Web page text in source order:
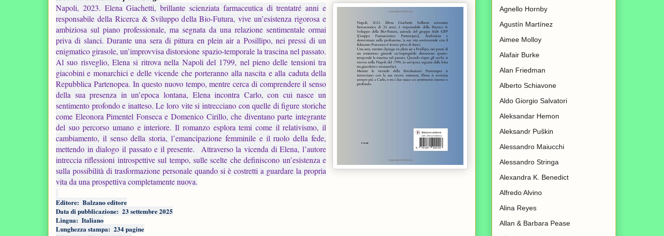
Napoli, 2023. Elena Giachetti, brillante scienziata farmaceutica di trentatré anni e
responsabile della Ricerca & Sviluppo della Bio-Futura, vive un’esistenza rigorosa e
ambiziosa sul piano professionale, ma segnata da una relazione sentimentale ormai
priva di slanci. Durante una sera di pittura en plein air a Posillipo, nei pressi di un
enigmatico girasole, un’improvvisa distorsione spazio-temporale la trascina nel passato.
Al suo risveglio, Elena si ritrova nella Napoli del 1799, nel pieno delle tensioni tra
giacobini e monarchici e delle vicende che porteranno alla nascita e alla caduta della
Repubblica Partenopea.In questo nuovo tempo, mentre cerca di comprendere il senso
della sua presenza in un’epoca lontana, Elena incontra Carlo, con cui nasce un
sentimento profondo e inatteso. Le loro vite si intrecciano con quelle di figure storiche
come Eleonora Pimentel Fonseca e Domenico Cirillo, che diventano parte integrante
del suo percorso umano e interiore. Il romanzo esplora temi come il relativismo, il
cambiamento, il senso della storia, l’emancipazione femminile e il ruolo della fede,
mettendo in dialogo il passato e il presente.
Attraverso la vicenda di Elena, l’autore
intreccia riflessioni introspettive sul tempo, sulle scelte che definiscono un’esistenza e
sulla possibilità di trasformazione personale quando si è costretti a guardare la propria
vita da una prospettiva completamente nuova.
Editore: ‎ Balzano editore
Data di pubblicazione: ‎ 23 settembre 2025
Lingua: ‎ Italiano
Lunghezza stampa: ‎ 234 pagine
Agnello Hornby
Agustín Martínez
Aimee Molloy
Alafair Burke
Alan Friedman
Alberto Schiavone
Aldo Giorgio Salvatori
Aleksandar Hemon
Aleksandr Puškin
Alessandro Maiucchi
Alessandro Stringa
Alexandra K. Benedict
Alfredo Alvino
Alina Reyes
Allan & Barbara Pease